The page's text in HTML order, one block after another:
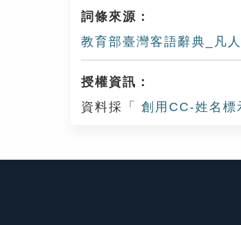
詞條來源：
教育部臺灣客語辭典_凡人
授權資訊：
資料採「
創用CC-姓名標